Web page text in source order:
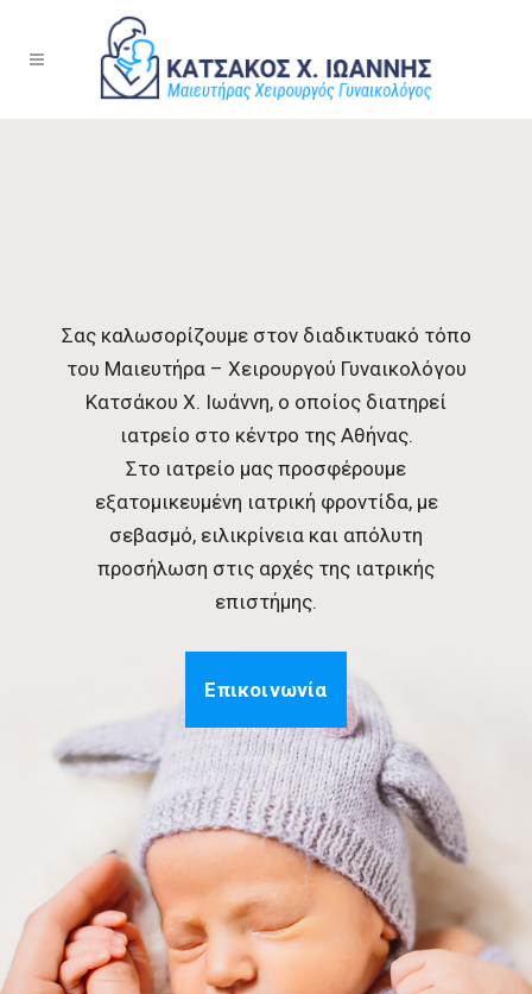
Σας καλωσορίζουμε στον διαδικτυακό τόπο
του Μαιευτήρα – Χειρουργού Γυναικολόγου
Κατσάκου Χ. Ιωάννη, ο οποίος διατηρεί
ιατρείο στο κέντρο της Αθήνας.
Στο ιατρείο μας προσφέρουμε
εξατομικευμένη ιατρική φροντίδα, με
σεβασμό, ειλικρίνεια και απόλυτη
προσήλωση στις αρχές της ιατρικής
επιστήμης.
Επικοινωνία